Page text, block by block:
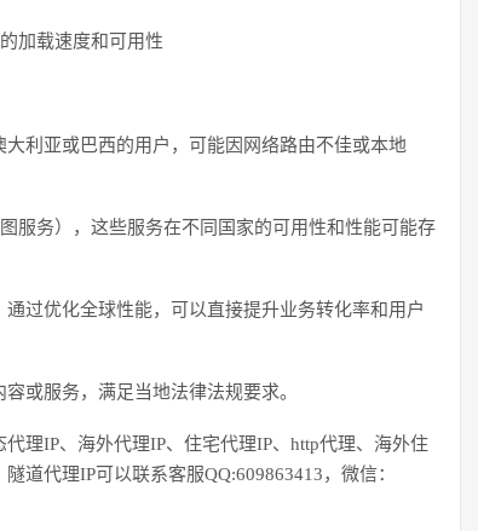
加载速度和可用性
利亚或巴西的用户，可能因网络路由不佳或本地
服务），这些服务在不同国家的可用性和性能可能存
过优化全球性能，可以直接提升业务转化率和用户
或服务，满足当地法律法规要求。
代理IP、海外代理IP、住宅代理IP、http代理、海外住
道代理IP可以联系客服QQ:609863413，微信：